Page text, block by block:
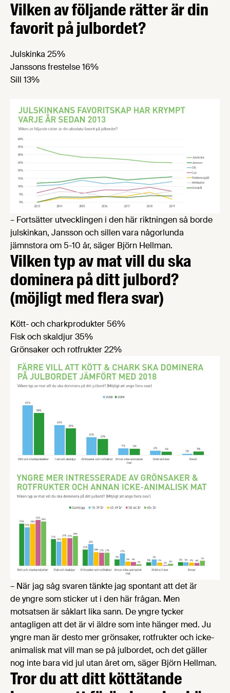
Vilken av följande rätter är din
favorit på julbordet?
Julskinka 25%
Janssons frestelse 16%
Sill 13%
– Fortsätter utvecklingen i den här riktningen så borde
julskinkan, Jansson och sillen vara någorlunda
jämnstora om 5-10 år, säger Björn Hellman.
Vilken typ av mat vill du ska
dominera på ditt julbord?
(möjligt med flera svar)
Kött- och charkprodukter 56%
Fisk och skaldjur 35%
Grönsaker och rotfrukter 22%
– När jag såg svaren tänkte jag spontant att det är
de yngre som sticker ut i den här frågan. Men
motsatsen är såklart lika sann. De yngre tycker
antagligen att det är vi äldre som inte hänger med. Ju
yngre man är desto mer grönsaker, rotfrukter och icke-
animalisk mat vill man se på julbordet, och det gäller
nog inte bara vid jul utan året om, säger Björn Hellman.
Tror du att ditt köttätande